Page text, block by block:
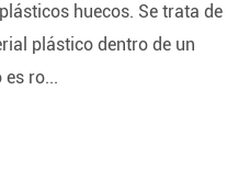
huecos. Se trata de
plástico dentro de un
es ro...